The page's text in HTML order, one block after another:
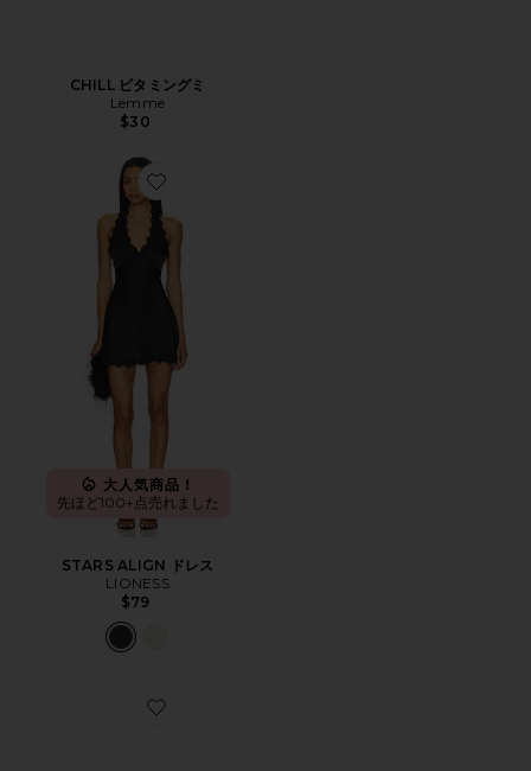
CHILL ビタミングミ
Lemme
$30
Favorite STARS ALIGN ドレス
大人気商品！
先ほど100+点売れました
STARS ALIGN ドレス
LIONESS
$79
Favorite CLOUDNOVA 2 スニーカー